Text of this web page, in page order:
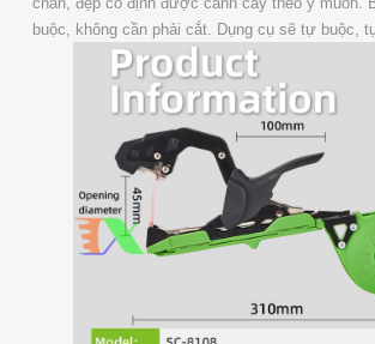
buộc, không cần phải cắt. Dụng cụ sẽ tự buộc,